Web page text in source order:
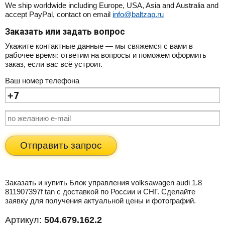
We ship worldwide including Europe, USA, Asia and Australia and
accept PayPal, contact on email info@baltzap.ru
Заказать или задать вопрос
Укажите контактные данные — мы свяжемся с вами в
рабочее время: ответим на вопросы и поможем оформить
заказ, если вас всё устроит.
Ваш номер телефона
Отправить запрос
Заказать и купить Блок управления volksawagen audi 1.8
811907397f tan с доставкой по России и СНГ. Сделайте
заявку для получения актуальной цены и фотографий.
Артикул: 504.679.162.2